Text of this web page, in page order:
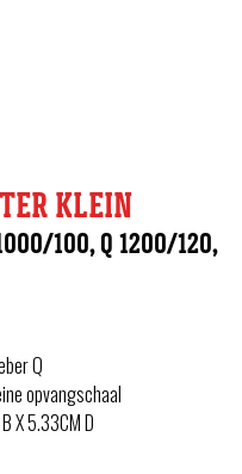
KLEIN
1000/100, Q 1200/120,
Q
opvangschaal
X 5.33CM D